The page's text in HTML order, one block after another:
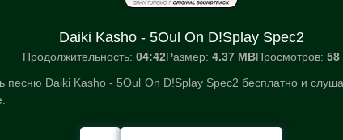
Daiki Kasho - 5Oul On D!Splay Spec2
Продолжительность: 04:42Размер: 4.37 MBПросмотров: 58
песню Daiki Kasho - 5Oul On D!Splay Spec2 бесплатно и